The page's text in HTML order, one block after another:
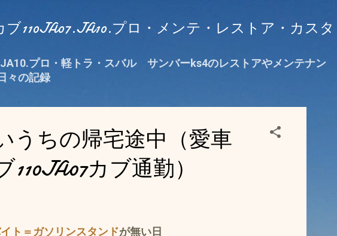
110JA07.JA10.プロ・メンテ・レストア・カスタ
プロ・軽トラ・スバル サンバーks4のレストアやメンテナン
々の記録
うちの帰宅途中（愛車
カブ通勤）
ト＝ガソリンスタンドが無い日